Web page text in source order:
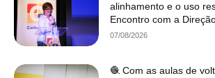
alinhamento e o uso
Encontro com a
07/08/2026
🧶 Com as aulas de